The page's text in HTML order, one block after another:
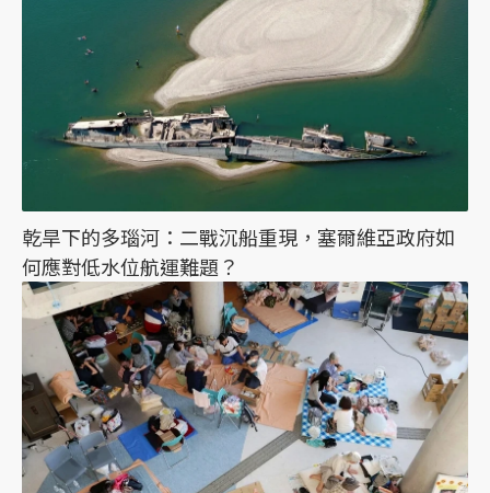
乾旱下的多瑙河：二戰沉船重現，塞爾維亞政府如
何應對低水位航運難題？